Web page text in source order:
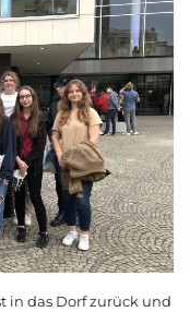
in das Dorf zurück und